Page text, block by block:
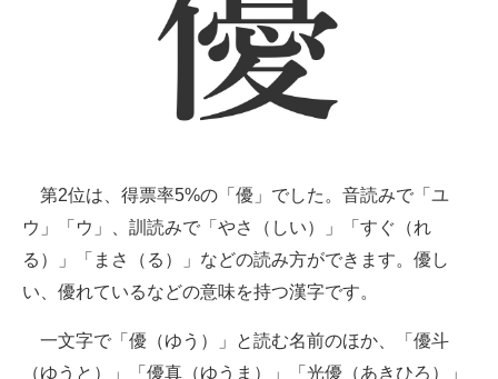
第2位は、得票率5%の「優」でした。音読みで「ユ
ウ」「ウ」、訓読みで「やさ（しい）」「すぐ（れ
る）」「まさ（る）」などの読み方ができます。優し
い、優れているなどの意味を持つ漢字です。
一文字で「優（ゆう）」と読む名前のほか、「優斗
（ゆうと）」「優真（ゆうま）」「光優（あきひろ）」